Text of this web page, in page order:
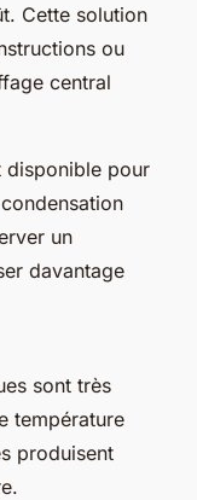
Cette solution
ou
central
disponible pour
un
davantage
sont très
température
produisent